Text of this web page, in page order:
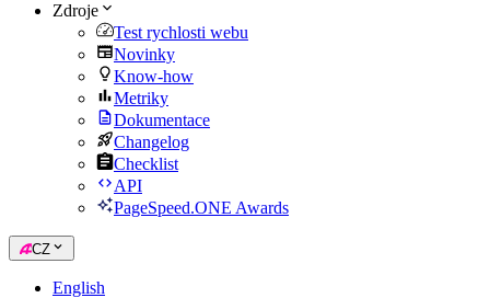
Zdroje
Test rychlosti webu
Novinky
Know-how
Metriky
Dokumentace
Changelog
Checklist
API
PageSpeed.ONE Awards
CZ
English